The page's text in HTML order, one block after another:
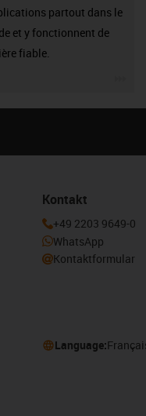
partout dans le
et y fonctionnent de
fiable.
Kontakt
+49 2203 9649-0
WhatsApp
Kontaktformular
Language: